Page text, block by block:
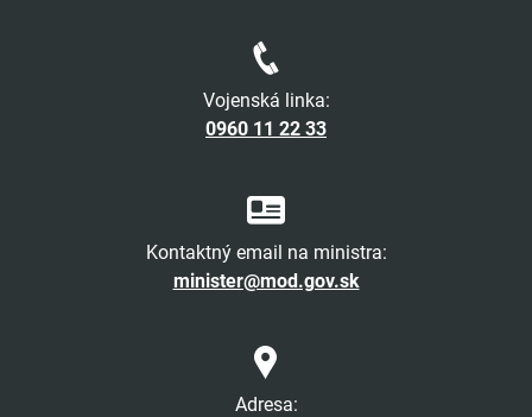
Vojenská linka:
0960 11 22 33
Kontaktný email na ministra:
minister@mod.gov.sk
Adresa: